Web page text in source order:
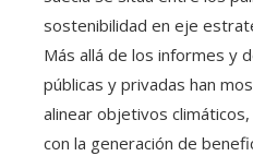
sostenibilidad en eje
Más allá de los informes y
públicas y privadas han
alinear objetivos
con la generación de